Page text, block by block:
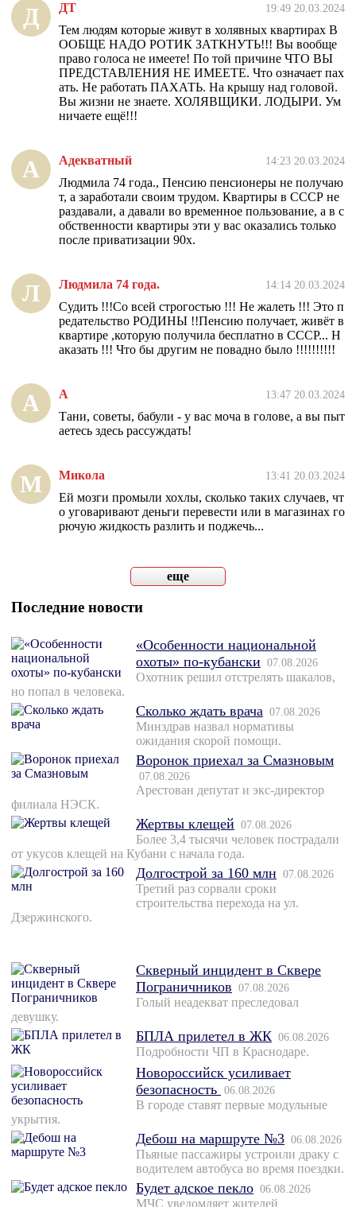
Д ДТ 19:49 20.03.2024
Тем людям которые живут в холявных квартирах В
ООБЩЕ НАДО РОТИК ЗАТКНУТЬ!!! Вы вообще
право голоса не имеете! По той причине ЧТО ВЫ
ПРЕДСТАВЛЕНИЯ НЕ ИМЕЕТЕ. Что означает пах
ать. Не работать ПАХАТЬ. На крышу над головой.
Вы жизни не знаете. ХОЛЯВЩИКИ. ЛОДЫРИ. Ум
ничаете ещё!!!
А Адекватный 14:23 20.03.2024
Людмила 74 года., Пенсию пенсионеры не получаю
т, а заработали своим трудом. Квартиры в СССР не
раздавали, а давали во временное пользование, а в с
обственности квартиры эти у вас оказались только
после приватизации 90х.
Л Людмила 74 года. 14:14 20.03.2024
Судить !!!Со всей строгостью !!! Не жалеть !!! Это п
редательство РОДИНЫ !!Пенсию получает, живёт в
квартире ,которую получила бесплатно в СССР... Н
аказать !!! Что бы другим не повадно было !!!!!!!!!!
А А 13:47 20.03.2024
Тани, советы, бабули - у вас моча в голове, а вы пыт
аетесь здесь рассуждать!
М Микола 13:41 20.03.2024
Ей мозги промыли хохлы, сколько таких случаев, чт
о уговаривают деньги перевести или в магазинах го
рючую жидкость разлить и поджечь...
еще
Последние новости
«Особенности национальной
охоты» по-кубански 07.08.2026
Охотник решил отстрелять шакалов,
но попал в человека.
Сколько ждать врача 07.08.2026
Минздрав назвал нормативы
ожидания скорой помощи.
Воронок приехал за Смазновым
07.08.2026
Арестован депутат и экс-директор
филиала НЭСК.
Жертвы клещей 07.08.2026
Более 3,4 тысячи человек пострадали
от укусов клещей на Кубани с начала года.
Долгострой за 160 млн 07.08.2026
Третий раз сорвали сроки
строительства перехода на ул.
Дзержинского.
Скверный инцидент в Сквере
Пограничников 07.08.2026
Голый неадекват преследовал
девушку.
БПЛА прилетел в ЖК 06.08.2026
Подробности ЧП в Краснодаре.
Новороссийск усиливает
безопасность 06.08.2026
В городе ставят первые модульные
укрытия.
Дебош на маршруте №3 06.08.2026
Пьяные пассажиры устроили драку с
водителем автобуса во время поездки.
Будет адское пекло 06.08.2026
МЧС уведомляет жителей